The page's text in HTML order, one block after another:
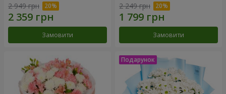
2 949 грн
Замовити
2 249 грн
Замовити